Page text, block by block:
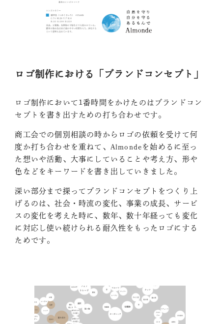
ロゴ制作における「ブランドコンセプト」
ロゴ制作において1番時間をかけたのはブランドコン
セプトを書き出すための打ち合わせです。
商工会での個別相談の時からロゴの依頼を受けて何
度か打ち合わせを重ねて、Almondeを始めるに至っ
た想いや活動、大事にしていることや考え方、形や
色などをキーワードを書き出していきました。
深い部分まで探ってブランドコンセプトをつくり上
げるのは、社会・時流の変化、事業の成長、サービ
スの変化を考えた時に、数年、数十年経っても変化
に対応し使い続けられる耐久性をもったロゴにする
ためです。